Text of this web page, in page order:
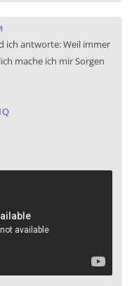
ich antworte: Weil immer
mache ich mir Sorgen